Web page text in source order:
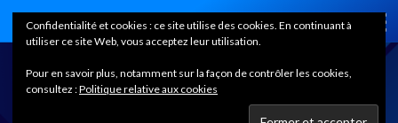
Home
Confidentialité et cookies : ce site utilise des cookies. En continuant à
utiliser ce site Web, vous acceptez leur utilisation.
Pour en savoir plus, notamment sur la façon de contrôler les cookies,
consultez :Politique relative aux cookies